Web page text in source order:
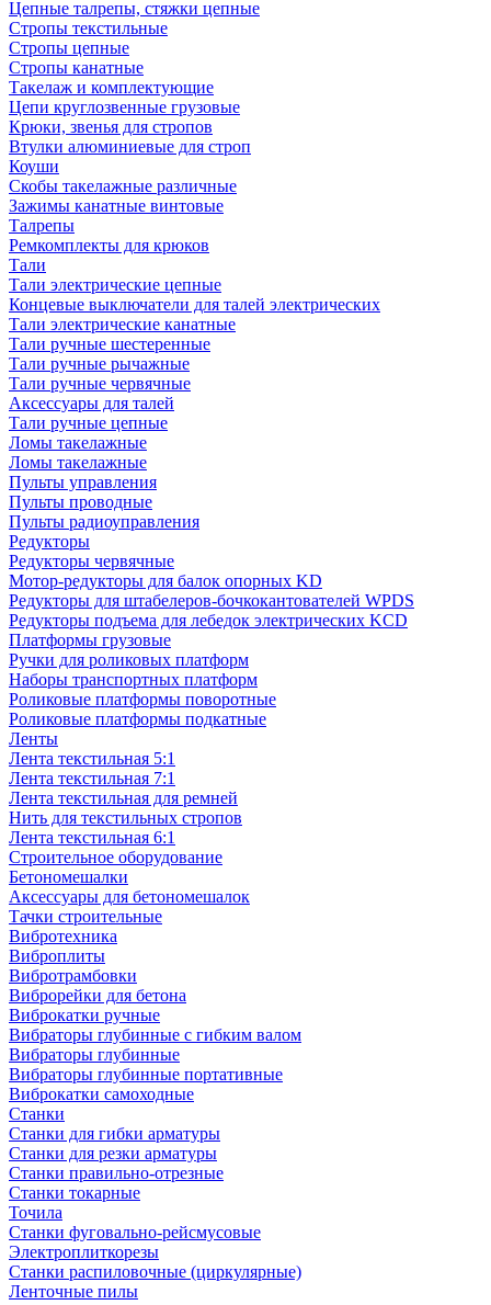
Цепные талрепы, стяжки цепные
Стропы текстильные
Стропы цепные
Стропы канатные
Такелаж и комплектующие
Цепи круглозвенные грузовые
Крюки, звенья для стропов
Втулки алюминиевые для строп
Коуши
Скобы такелажные различные
Зажимы канатные винтовые
Талрепы
Ремкомплекты для крюков
Тали
Тали электрические цепные
Концевые выключатели для талей электрических
Тали электрические канатные
Тали ручные шестеренные
Тали ручные рычажные
Тали ручные червячные
Аксессуары для талей
Тали ручные цепные
Ломы такелажные
Ломы такелажные
Пульты управления
Пульты проводные
Пульты радиоуправления
Редукторы
Редукторы червячные
Мотор-редукторы для балок опорных KD
Редукторы для штабелеров-бочкокантователей WPDS
Редукторы подъема для лебедок электрических KCD
Платформы грузовые
Ручки для роликовых платформ
Наборы транспортных платформ
Роликовые платформы поворотные
Роликовые платформы подкатные
Ленты
Лента текстильная 5:1
Лента текстильная 7:1
Лента текстильная для ремней
Нить для текстильных стропов
Лента текстильная 6:1
Строительное оборудование
Бетономешалки
Аксессуары для бетономешалок
Тачки строительные
Вибротехника
Виброплиты
Вибротрамбовки
Виброрейки для бетона
Виброкатки ручные
Вибраторы глубинные с гибким валом
Вибраторы глубинные
Вибраторы глубинные портативные
Виброкатки самоходные
Станки
Станки для гибки арматуры
Станки для резки арматуры
Станки правильно-отрезные
Станки токарные
Точила
Станки фуговально-рейсмусовые
Электроплиткорезы
Станки распиловочные (циркулярные)
Ленточные пилы